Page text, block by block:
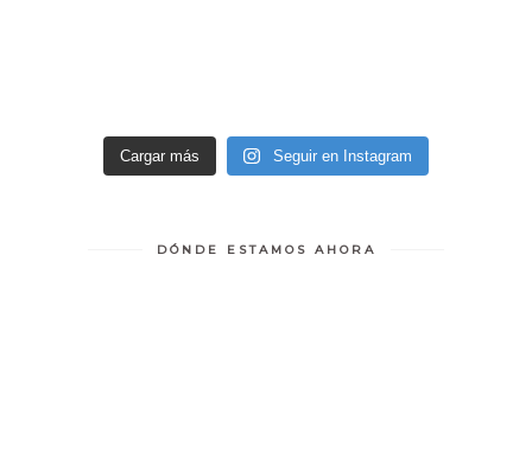
Cargar más Seguir en Instagram
DÓNDE ESTAMOS AHORA